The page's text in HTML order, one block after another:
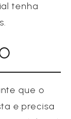
tenha
que o
e precisa